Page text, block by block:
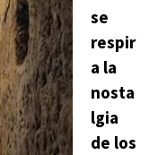
se
respir
a la
nosta
lgia
de los